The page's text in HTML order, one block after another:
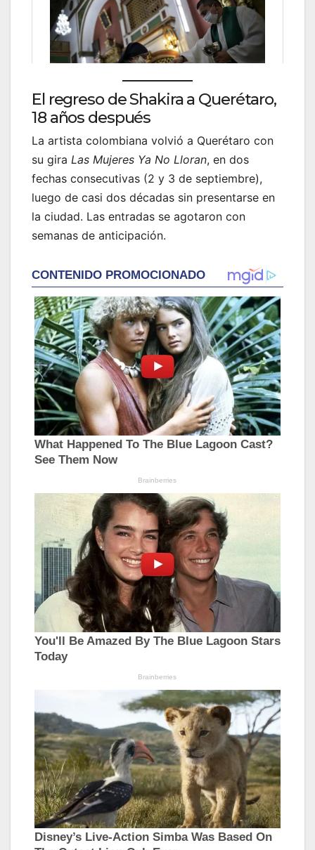
El regreso de Shakira a Querétaro,
18 años después
La artista colombiana volvió a Querétaro con
su gira Las Mujeres Ya No Lloran, en dos
fechas consecutivas (2 y 3 de septiembre),
luego de casi dos décadas sin presentarse en
la ciudad. Las entradas se agotaron con
semanas de anticipación.